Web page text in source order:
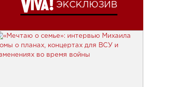
ЭКСКЛЮЗИВ